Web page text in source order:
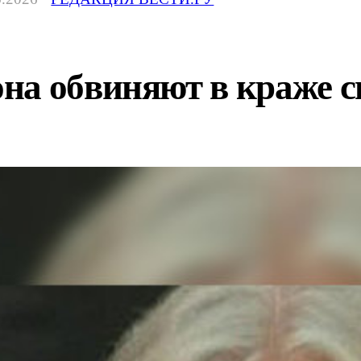
обвиняют в краже